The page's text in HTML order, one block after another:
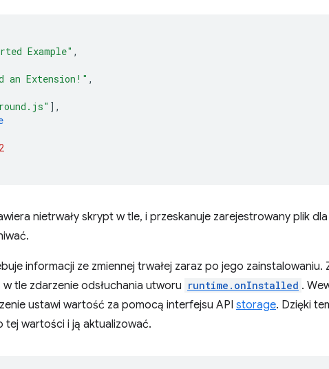
Example" ,
an Extension!" ,
],
2
nietrwały skrypt w tle, i przeskanuje zarejestrowany plik
informacji ze zmiennej trwałej zaraz po jego
w tle zdarzenie odsłuchania utworu runtime.onInstalled .
ustawi wartość za pomocą interfejsu API storage. Dzięki
wartości i ją aktualizować.